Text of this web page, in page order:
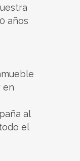
años
en
al
el